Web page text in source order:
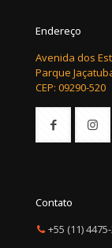
Endereço
Avenida dos
Parque
CEP: 09290-520
Contato
+55 (11)